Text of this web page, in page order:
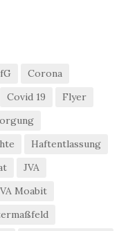
Corona
Covid 19
Flyer
Haftentlassung
JVA
Moabit